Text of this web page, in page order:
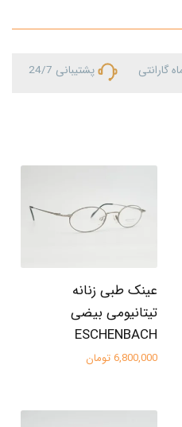
گارانتی پشتیبانی 24/7
عینک طبی زنانه
تیتانیومی بیضی
ESCHENBACH
6,800,000 تومان